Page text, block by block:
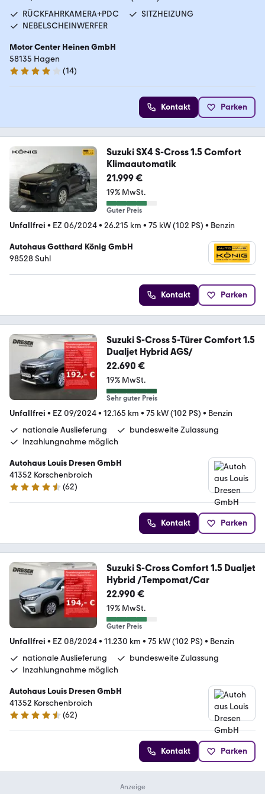
RÜCKFAHRKAMERA+PDC
SITZHEIZUNG
NEBELSCHEINWERFER
Motor Center Heinen GmbH
58135 Hagen
4 Sterne
(14)
Kontakt Parken
Suzuki SX4 S-Cross 1.5 Comfort
Klimaautomatik
21.999 €
19% MwSt.
Guter Preis
Unfallfrei • EZ 06/2024• 26.215 km • 75 kW (102 PS) • Benzin
Autohaus Gotthard König GmbH
98528 Suhl
Kontakt Parken
Suzuki S-Cross 5-Türer Comfort 1.5
Dualjet Hybrid AGS/
22.690 €
19% MwSt.
Sehr guter Preis
Unfallfrei • EZ 09/2024• 12.165 km • 75 kW (102 PS) • Benzin
nationale Auslieferung
bundesweite Zulassung
Inzahlungnahme möglich
Autohaus Louis Dresen GmbH
41352 Korschenbroich
4.6 Sterne
(62)
Kontakt Parken
Suzuki S-Cross Comfort 1.5 Dualjet
Hybrid /Tempomat/Car
22.990 €
19% MwSt.
Guter Preis
Unfallfrei • EZ 08/2024• 11.230 km • 75 kW (102 PS) • Benzin
nationale Auslieferung
bundesweite Zulassung
Inzahlungnahme möglich
Autohaus Louis Dresen GmbH
41352 Korschenbroich
4.6 Sterne
(62)
Kontakt Parken